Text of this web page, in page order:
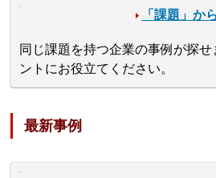
「課題」か
同じ課題を持つ企業の事例が探せ
ントにお役立てください。
最新事例